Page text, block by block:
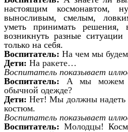
настоящим космонавтом,
выносливым, смелым,
уметь принимать решения,
возникнуть разные
только на себя.
Воспитатель: На чем мы
Дети: На ракете…
Воспитатель показывает
Воспитатель: А мы можем
обычной одежде?
Дети: Нет! Мы должны надеть
костюм.
Воспитатель показывает
Воспитатель: Молодцы!